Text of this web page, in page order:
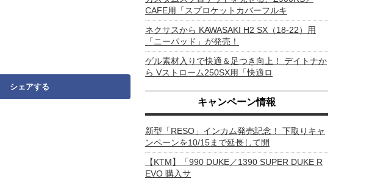
シェアする
CAFE用「スプロケットカバーフルキ
ネクサスから KAWASAKI H2 SX（18-22）用
「ニーパッド」が発売！
ゲル素材入りで快適＆足つき向上！ デイトナか
ら Vストローム250SX用「快適ロ
キャンペーン情報
新型「RESO」インカム発売記念！ 下取りキャ
ンペーンを10/15まで延長して開
【KTM】「990 DUKE／1390 SUPER DUKE R
EVO 購入サ